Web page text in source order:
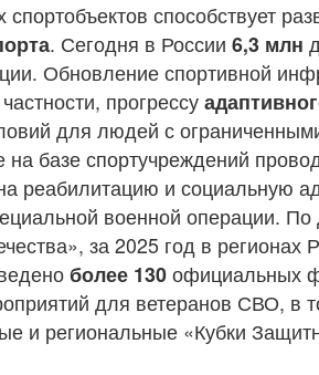
способствует
. Сегодня в России 6,3 млн
Обновление спортивной
прогрессу
для людей с
на базе спортучреждений
реабилитацию и социальную
военной операции.
за 2025 год в регионах
более 130 официальных
для ветеранов СВО, в
и региональные «Кубки